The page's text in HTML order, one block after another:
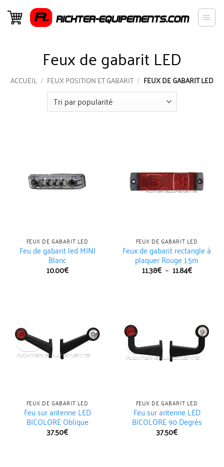
Passer
Feux de gabarit LED
ACCUEIL / FEUX POSITION ET GABARIT / FEUX DE GABARIT LED
FEUX DE GABARIT LED
Feu de gabarit led MINI
Blanc
10.00€
FEUX DE GABARIT LED
Feux de gabarit rectangle à
plaquer Rouge 1.5m
11.38€ – 11.84€Plage
de
FEUX DE GABARIT LED
Feu sur antenne LED
BICOLORE Oblique
37.50€
FEUX DE GABARIT LED
Feu sur antenne LED
BICOLORE 90 Degrés
37.50€